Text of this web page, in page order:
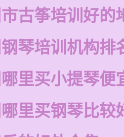
古筝培训好的
琴培训机构排
里买小提琴便
里买钢琴比较